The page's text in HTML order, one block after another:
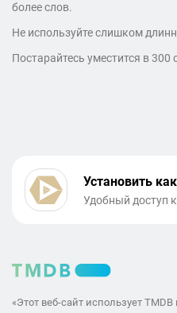
более слов.
Не используйте слишком
Постарайтесь уместится в 300
Установить
Удобный доступ
«Этот веб-сайт использует